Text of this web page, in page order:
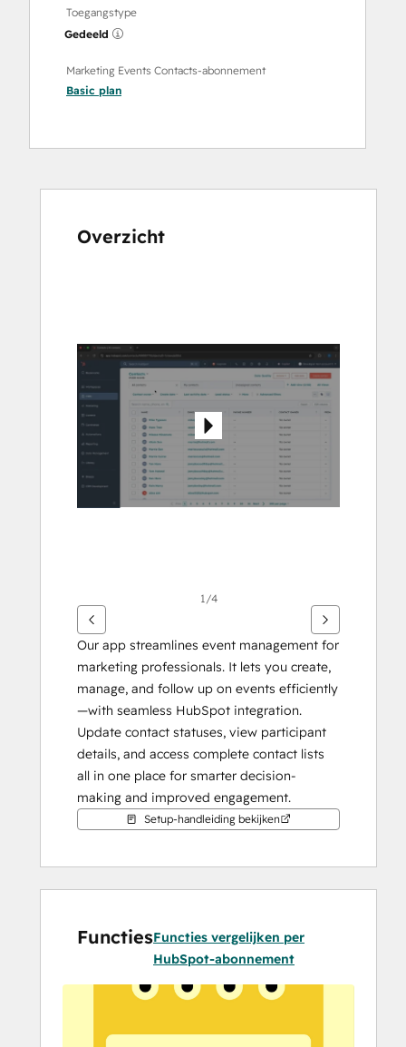
Toegangstype
Gedeeld
Marketing Events Contacts-abonnement
Basic plan
Overzicht
andere
weer
te
geven
1/4
Our app streamlines event management for
marketing professionals. It lets you create,
manage, and follow up on events efficiently
—with seamless HubSpot integration.
Update contact statuses, view participant
details, and access complete contact lists
all in one place for smarter decision-
making and improved engagement.
Setup-handleiding bekijken
FunctiesFuncties vergelijken per
HubSpot-abonnement